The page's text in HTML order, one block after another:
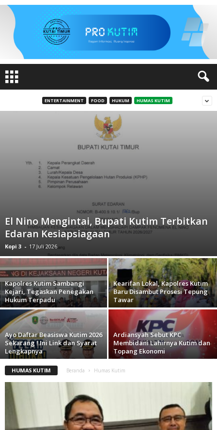
ENTERTAINMENT FOOD HUKUM HUMAS KUTIM
El Nino Mengintai, Bupati Kutim Terbitkan
Edaran Kesiapsiagaan
Kopi 3 - 17 Juli 2026
Kapolres Kutim Sambangi
Kejari, Tegaskan Penegakan
Hukum Terpadu
Kearifan Lokal, Kapolres Kutim
Baru Disambut Prosesi Tepung
Tawar
Ayo Daftar Beasiswa Kutim 2026
Sekarang ! Ini Link dan Syarat
Lengkapnya
Ardiansyah Sebut KPC
Membidani Lahirnya Kutim dan
Topang Ekonomi
HUMAS KUTIM Beranda Humas Kutim